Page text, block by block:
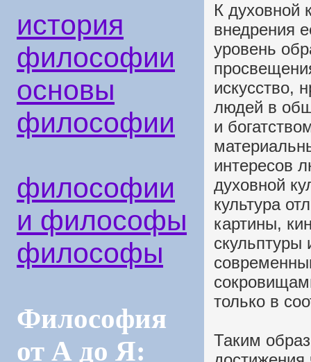
история
философии
основы
философии
философии
и философы
философы
Философия
от А до Я:
К духовной
внедрения
уровень
искусство,
людей в
и
интересов
духовной
культура
картины,
скульптуры
только в
Таким